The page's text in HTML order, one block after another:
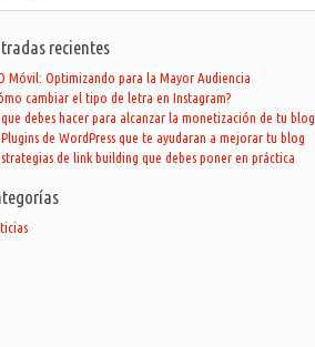
recientes
Móvil: Optimizando para la Mayor Audiencia
cambiar el tipo de letra en Instagram?
debes hacer para alcanzar la monetización de tu blog
de WordPress que te ayudaran a mejorar tu blog
de link building que debes poner en práctica